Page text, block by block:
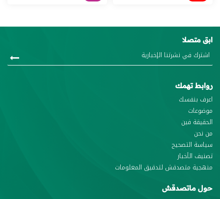
ابق متصلا
روابط تهمك
اعرف بنفسك
موضوعات
الحقيقة فين
من نحن
سياسة التصحيح
تصنيف الأخبار
منهجية متصدقش لتدقيق المعلومات
حول ماتصدقش